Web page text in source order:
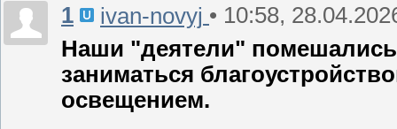
1 ivan-novyj • 10:58,
Наши "деятели" помешались
заниматься
освещением.